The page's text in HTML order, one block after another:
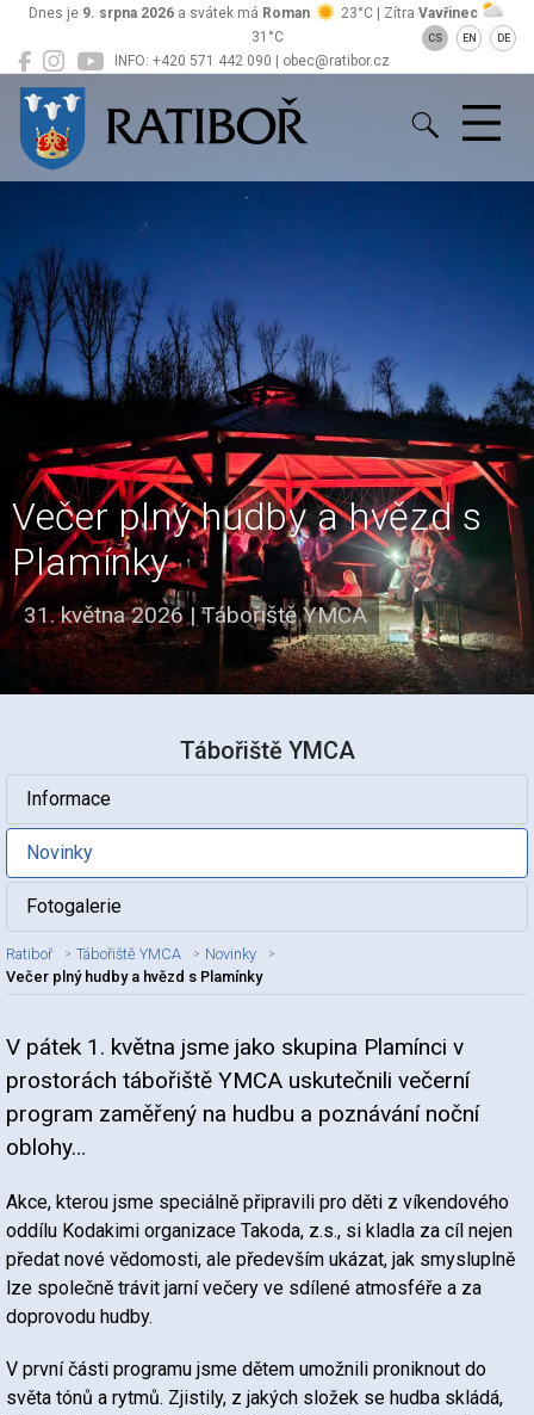
INFO: +420 571 442 090 | obec@ratibor.cz
Dnes je 9. srpna 2026 a svátek má Roman 23°C | Zítra Vavřinec
31°C
CS EN DE
Ratiboř
Večer plný hudby a hvězd s
Plamínky
31. května 2026|Tábořiště YMCA
Tábořiště YMCA
Informace
Novinky
Fotogalerie
Ratiboř Tábořiště YMCA
Novinky
Večer plný hudby a hvězd s Plamínky
Nadpis článku
V pátek 1. května jsme jako skupina Plamínci v
prostorách tábořiště YMCA uskutečnili večerní
program zaměřený na hudbu a poznávání noční
oblohy…
Akce, kterou jsme speciálně připravili pro děti z víkendového
oddílu Kodakimi organizace Takoda, z.s., si kladla za cíl nejen
předat nové vědomosti, ale především ukázat, jak smysluplně
lze společně trávit jarní večery ve sdílené atmosféře a za
doprovodu hudby.
V první části programu jsme dětem umožnili proniknout do
světa tónů a rytmů. Zjistily, z jakých složek se hudba skládá,